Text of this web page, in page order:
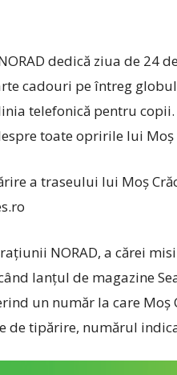
dedică ziua de 24
cadouri pe întreg
telefonică pentru
toate opririle lui Moş
a traseului lui Moş
NORAD, a cărei
lanţul de magazine
un număr la care
de tipărire, numărul